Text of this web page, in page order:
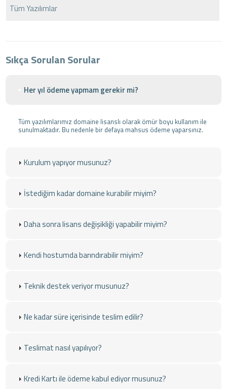
Tüm Yazılımlar
Sıkça Sorulan Sorular
Her yıl ödeme yapmam gerekir mi?
Tüm yazılımlarımız domaine lisanslı olarak ömür boyu kullanım ile
sunulmaktadır. Bu nedenle bir defaya mahsus ödeme yaparsınız.
Kurulum yapıyor musunuz?
İstediğim kadar domaine kurabilir miyim?
Daha sonra lisans değişikliği yapabilir miyim?
Kendi hostumda barındırabilir miyim?
Teknik destek veriyor musunuz?
Ne kadar süre içerisinde teslim edilir?
Teslimat nasıl yapılıyor?
Kredi Kartı ile ödeme kabul ediyor musunuz?